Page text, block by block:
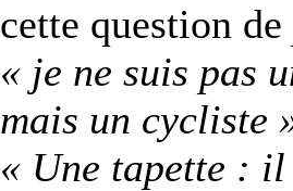
cette question de
« je ne suis pas
mais un cycliste
« Une tapette :